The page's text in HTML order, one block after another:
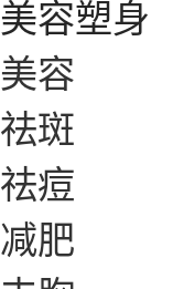
美容塑身
美容
祛斑
祛痘
减肥